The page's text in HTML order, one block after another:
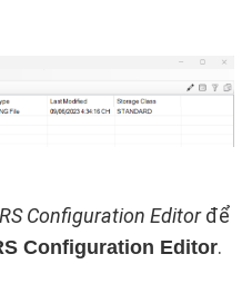
Configuration Editorđể
Configuration Editor.